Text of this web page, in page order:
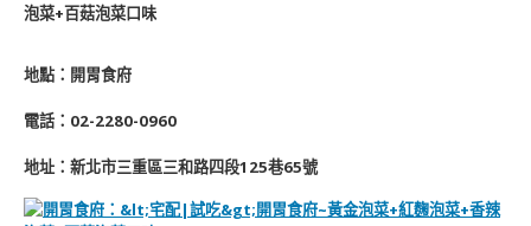
地點：開胃食府
電話：02-2280-0960
地址： 新北市三重區三和路四段125巷65號